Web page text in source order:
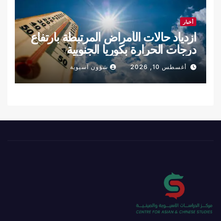
أخبار
ازدياد حالات الأمراض المرتبطة بارتفاع
درجات الحرارة بكوريا الجنوبية
أغسطس 10, 2026 شؤون آسيوية